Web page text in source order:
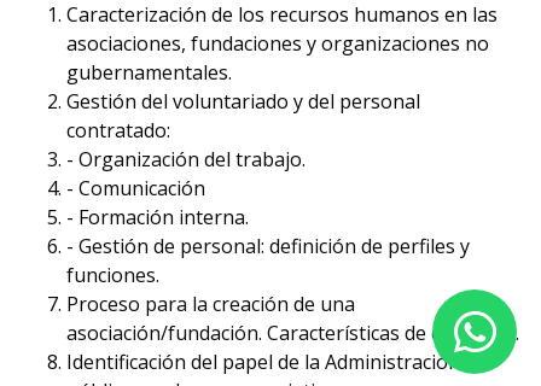
Caracterización de los recursos humanos en las
asociaciones, fundaciones y organizaciones no
gubernamentales.
Gestión del voluntariado y del personal
contratado:
- Organización del trabajo.
- Comunicación
- Formación interna.
- Gestión de personal: definición de perfiles y
funciones.
Proceso para la creación de una
asociación/fundación. Características de cada fase.
Identificación del papel de la Administración